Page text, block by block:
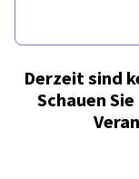
Derzeit sind
Schauen